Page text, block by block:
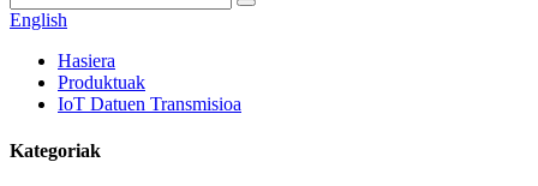
English
Hasiera
Produktuak
IoT Datuen Transmisioa
Kategoriak